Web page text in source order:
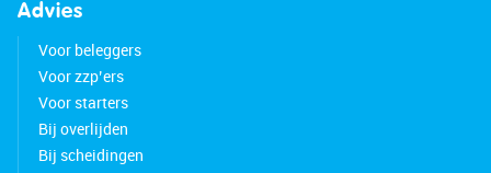
Advies
Voor beleggers
Voor zzp’ers
Voor starters
Bij overlijden
Bij scheidingen